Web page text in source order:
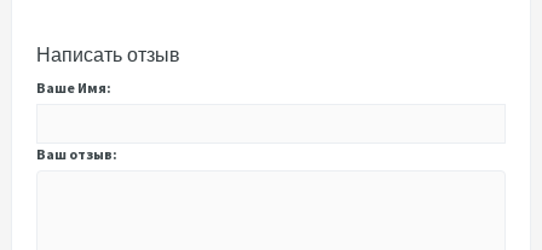
Написать отзыв
Ваше Имя:
Ваш отзыв: